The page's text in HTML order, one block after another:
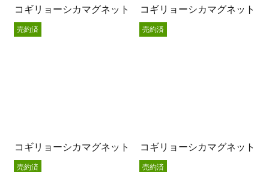
コギリョーシカマグネット コギリョーシカマグネット
コギリョーシカマグネット
売約済
コギリョーシカマグネット
売約済
売約済 売約済